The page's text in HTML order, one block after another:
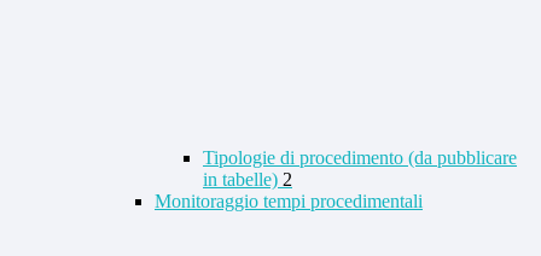
Tipologie di procedimento (da pubblicare
in tabelle) 2
Monitoraggio tempi procedimentali